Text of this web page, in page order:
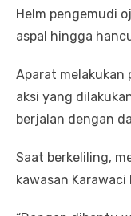
Helm pengemudi
aspal hingga
Aparat melakukan
aksi yang
berjalan dengan
Saat berkeliling,
kawasan